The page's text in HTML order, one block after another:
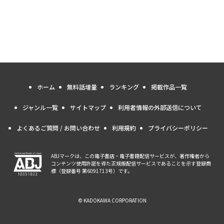
ホーム 無料話増量 ランキング 掲載作品一覧
ジャンル一覧 サイトマップ 利用者情報の外部送信について
よくあるご質問 / お問い合わせ 利用規約 プライバシーポリシー
ABJマークは、この電子書店・電子書籍配信サービスが、著作権者から
コンテンツ使用許諾を得た正規版配信サービスであることを示す登録商
標（登録番号 第6091713号）です。
© KADOKAWA CORPORATION